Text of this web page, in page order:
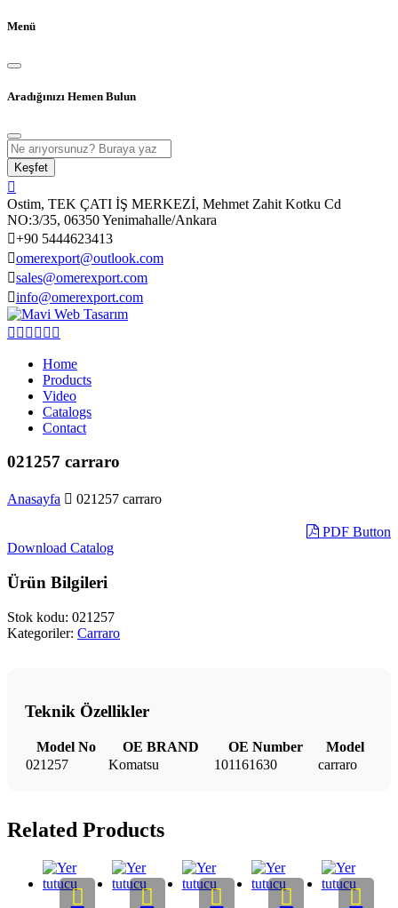
Menü
Aradığınızı Hemen Bulun
Keşfet
Ostim, TEK ÇATI İŞ MERKEZİ, Mehmet Zahit Kotku Cd
NO:3/35, 06350 Yenimahalle/Ankara
+90 5444623413
omerexport@outlook.com
sales@omerexport.com
info@omerexport.com
Home
Products
Video
Catalogs
Contact
021257 carraro
Anasayfa 021257 carraro
PDF Button
Download Catalog
Ürün Bilgileri
Stok kodu: 021257
Kategoriler: Carraro
Teknik Özellikler
Model No OE BRAND OE Number
Model
021257
Komatsu 101161630 carraro
Related Products